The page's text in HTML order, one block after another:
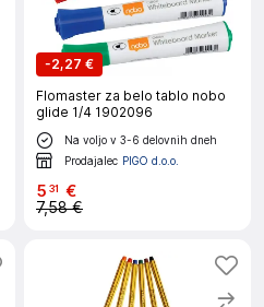
-2,27 €
Flomaster za belo tablo nobo
glide 1/4 1902096
Na voljo v 3-6 delovnih dneh
Prodajalec PIGO d.o.o.
5 31 €
7,58 €